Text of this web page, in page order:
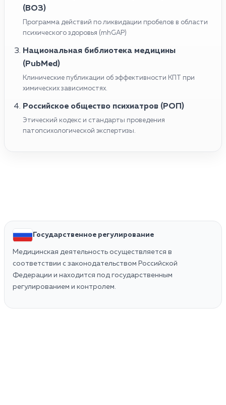
(ВОЗ)
Программа действий по ликвидации пробелов в области
психического здоровья (mhGAP)
Национальная библиотека медицины
(PubMed)
Клинические публикации об эффективности КПТ при
химических зависимостях.
Российское общество психиатров (РОП)
Этический кодекс и стандарты проведения
патопсихологической экспертизы.
Государственное регулирование
Медицинская деятельность осуществляется в
соответствии с законодательством Российской
Федерации и находится под государственным
регулированием и контролем.